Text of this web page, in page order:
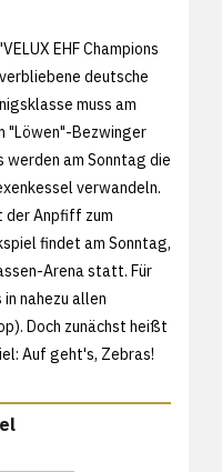
EHF Champions
deutsche
muss am
"Löwen"-Bezwinger
werden am Sonntag die
verwandeln.
der Anpfiff zum
findet am Sonntag,
Arena statt. Für
nahezu allen
Doch zunächst heißt
Auf geht's, Zebras!